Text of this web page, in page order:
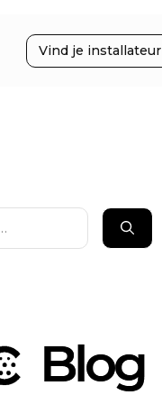
Vind je installateur